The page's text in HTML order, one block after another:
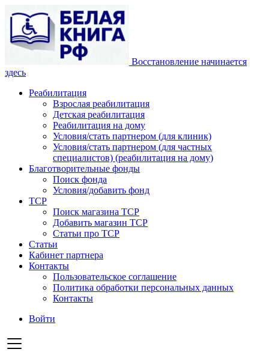
Восстановление начинается
здесь
Реабилитация
Взрослая реабилитация
Детская реабилитация
Реабилитация на дому
Условия/стать партнером (для клиник)
Условия/стать партнером (для частных
специалистов) (реабилитация на дому)
Благотворительные фонды
Поиск фонда
Условия/добавить фонд
ТСР
Поиск магазина ТСР
Добавить магазин ТСР
Статьи про ТСР
Статьи
Кабинет партнера
Контакты
Пользовательское соглашение
Политика обработки персональных данных
Контакты
Войти